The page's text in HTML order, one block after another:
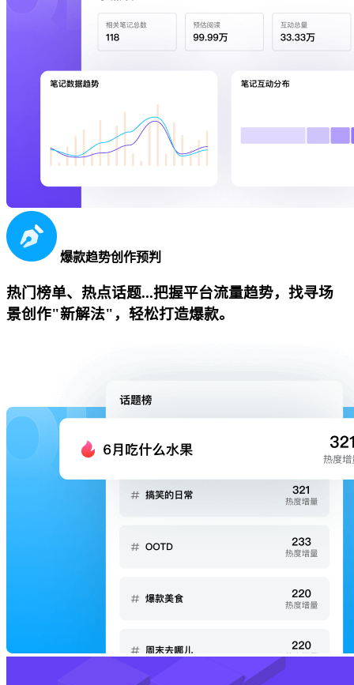
爆款趋势创作预判
热门榜单、热点话题...把握平台流量趋势，找寻场
景创作"新解法"，轻松打造爆款。